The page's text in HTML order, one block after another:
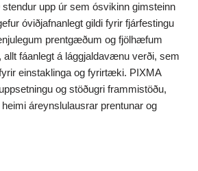
upp úr sem ósvikinn gimsteinn
óviðjafnanlegt gildi fyrir fjárfestingu
prentgæðum og fjölhæfum
allt fáanlegt á lággjaldavænu verði, sem
einstaklinga og fyrirtæki. PIXMA
og stöðugri frammistöðu,
áreynslulausrar prentunar og